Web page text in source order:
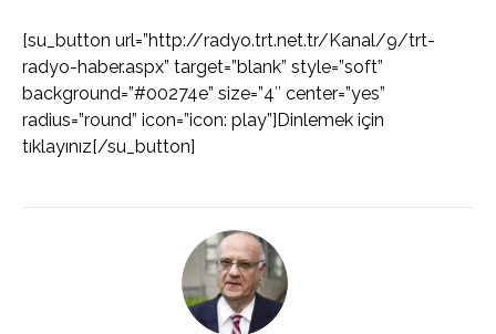
[su_button url=”http://radyo.trt.net.tr/Kanal/9/trt-
radyo-haber.aspx” target=”blank” style=”soft”
background=”#00274e” size=”4″ center=”yes”
radius=”round” icon=”icon: play”]Dinlemek için
tıklayınız[/su_button]